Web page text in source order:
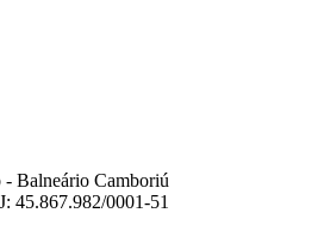
- Balneário Camboriú
45.867.982/0001-51